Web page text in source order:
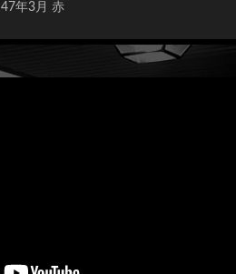
47年3月 赤